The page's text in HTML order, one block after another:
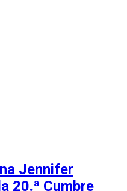
Jennifer
20.ª Cumbre